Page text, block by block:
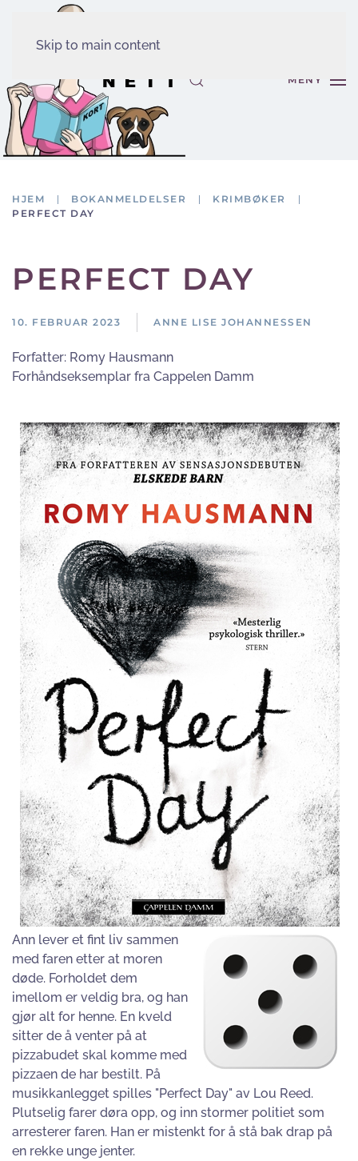
Skip to main content
MENY
HJEM BOKANMELDELSER
KRIMBØKER
PERFECT DAY
PERFECT DAY
10. FEBRUAR 2023 ANNE LISE JOHANNESSEN
Forfatter: Romy Hausmann
Forhåndseksemplar fra Cappelen Damm
Ann lever et fint liv sammen
med faren etter at moren
døde. Forholdet dem
imellom er veldig bra, og han
gjør alt for henne. En kveld
sitter de å venter på at
pizzabudet skal komme med
pizzaen de har bestilt. På
musikkanlegget spilles "Perfect Day" av Lou Reed.
Plutselig farer døra opp, og inn stormer politiet som
arresterer faren. Han er mistenkt for å stå bak drap på
en rekke unge jenter.